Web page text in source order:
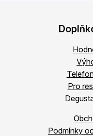
Pro
Podmínky